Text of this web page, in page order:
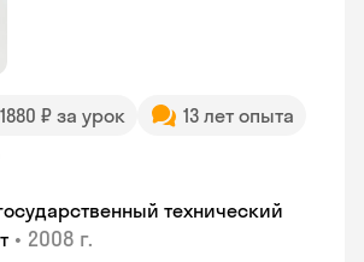
₽ за урок
13 лет опыта
технический
• 2008 г.